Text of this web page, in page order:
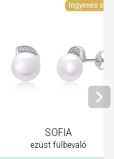
Ingyenes
SOFIA
ezüst fülbevaló